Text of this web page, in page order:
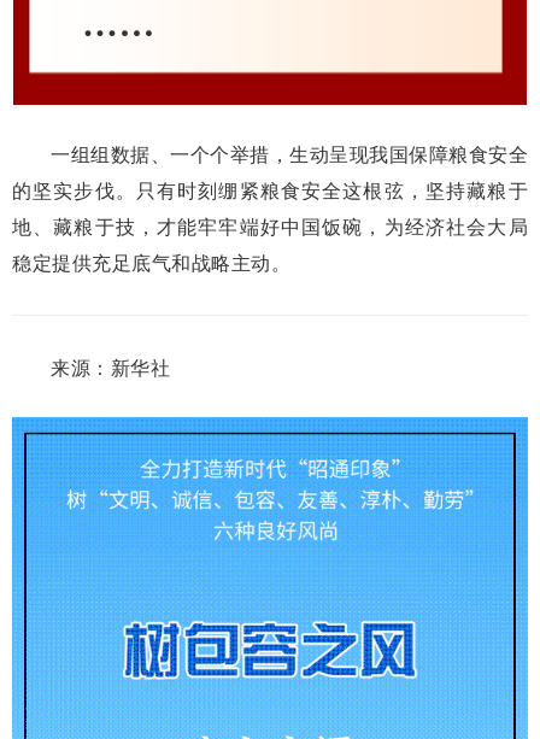
一组组数据、一个个举措，生动呈现我国保障粮食安全
的坚实步伐。只有时刻绷紧粮食安全这根弦，坚持藏粮于
地、藏粮于技，才能牢牢端好中国饭碗，为经济社会大局
稳定提供充足底气和战略主动。
来源：新华社